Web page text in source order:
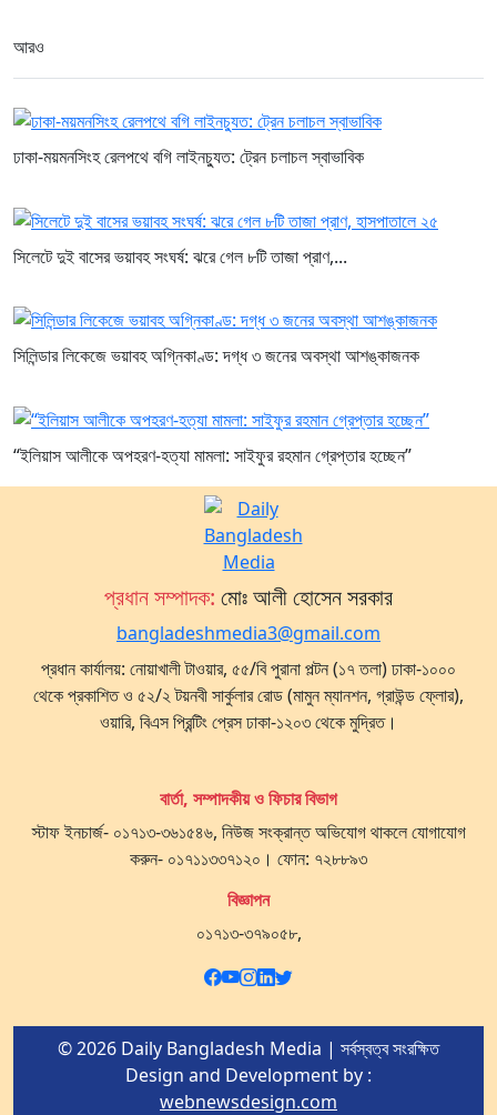
আরও
ঢাকা-ময়মনসিংহ রেলপথে বগি লাইনচ্যুত: ট্রেন চলাচল স্বাভাবিক
সিলেটে দুই বাসের ভয়াবহ সংঘর্ষ: ঝরে গেল ৮টি তাজা প্রাণ,...
সিলিন্ডার লিকেজে ভয়াবহ অগ্নিকাণ্ড: দগ্ধ ৩ জনের অবস্থা আশঙ্কাজনক
“ইলিয়াস আলীকে অপহরণ-হত্যা মামলা: সাইফুর রহমান গ্রেপ্তার হচ্ছেন”
প্রধান সম্পাদক: মোঃ আলী হোসেন সরকার
bangladeshmedia3@gmail.com
প্রধান কার্যালয়: নোয়াখালী টাওয়ার, ৫৫/বি পুরানা পল্টন (১৭ তলা) ঢাকা-১০০০
থেকে প্রকাশিত ও ৫২/২ টয়নবী সার্কুলার রোড (মামুন ম্যানশন, গ্রাউন্ড ফ্লোর),
ওয়ারি, বিএস প্রিন্টিং প্রেস ঢাকা-১২০৩ থেকে মুদ্রিত।
বার্তা, সম্পাদকীয় ও ফিচার বিভাগ
স্টাফ ইনচার্জ- ০১৭১৩-৩৬১৫৪৬, নিউজ সংক্রান্ত অভিযোগ থাকলে যোগাযোগ
করুন- ০১৭১১৩৩৭১২০। ফোন: ৭২৮৮৯৩
বিজ্ঞাপন
০১৭১৩-৩৭৯০৫৮,
© 2026 Daily Bangladesh Media | সর্বস্বত্ব সংরক্ষিত
Design and Development by :
webnewsdesign.com